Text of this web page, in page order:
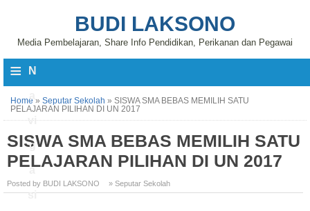
BUDI LAKSONO
Media Pembelajaran, Share Info Pendidikan, Perikanan dan Pegawai
≡ N
vi
g
a
si
Home » Seputar Sekolah » SISWA SMA BEBAS MEMILIH SATU
PELAJARAN PILIHAN DI UN 2017
SISWA SMA BEBAS MEMILIH SATU
PELAJARAN PILIHAN DI UN 2017
Posted by BUDI LAKSONO » Seputar Sekolah